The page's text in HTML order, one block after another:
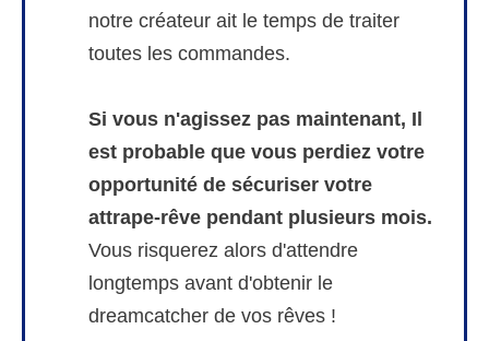
notre créateur ait le temps de traiter
toutes les commandes.
Si vous n'agissez pas maintenant, Il
est probable que vous perdiez votre
opportunité de sécuriser votre
attrape-rêve pendant plusieurs mois.
Vous risquerez alors d'attendre
longtemps avant d'obtenir le
dreamcatcher de vos rêves !